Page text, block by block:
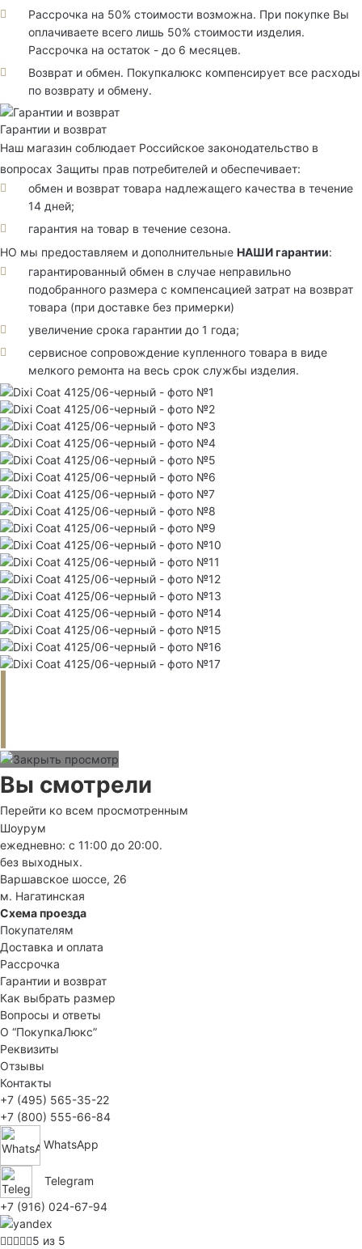
Рассрочка на 50% стоимости возможна. При покупке Вы
оплачиваете всего лишь 50% стоимости изделия.
Рассрочка на остаток - до 6 месяцев.
Возврат и обмен. Покупкалюкс компенсирует все расходы
по возврату и обмену.
Гарантии и возврат
Наш магазин соблюдает Российское законодательство в
вопросах Защиты прав потребителей и обеспечивает:
обмен и возврат товара надлежащего качества в течение
14 дней;
гарантия на товар в течение сезона.
НО мы предоставляем и дополнительные НАШИ гарантии:
гарантированный обмен в случае неправильно
подобранного размера с компенсацией затрат на возврат
товара (при доставке без примерки)
увеличение срока гарантии до 1 года;
сервисное сопровождение купленного товара в виде
мелкого ремонта на весь срок службы изделия.
Вы смотрели
Перейти ко всем просмотренным
Шоурум
ежедневно: с 11:00 до 20:00.
без выходных.
Варшавское шоссе, 26
м. Нагатинская
Схема проезда
Покупателям
Доставка и оплата
Рассрочка
Гарантии и возврат
Как выбрать размер
Вопросы и ответы
О “ПокупкаЛюкс”
Реквизиты
Отзывы
Контакты
+7 (495) 565-35-22
+7 (800) 555-66-84
WhatsApp
Telegram
+7 (916) 024-67-94
5 из 5